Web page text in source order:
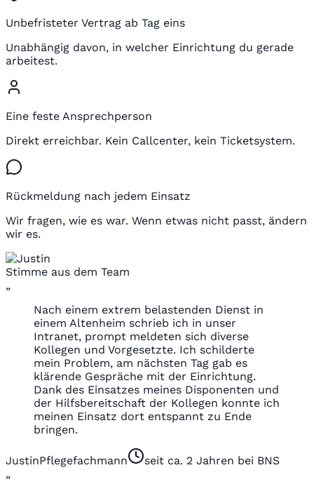
Unbefristeter Vertrag ab Tag eins
Unabhängig davon, in welcher Einrichtung du gerade
arbeitest.
Eine feste Ansprechperson
Direkt erreichbar. Kein Callcenter, kein Ticketsystem.
Rückmeldung nach jedem Einsatz
Wir fragen, wie es war. Wenn etwas nicht passt, ändern
wir es.
Stimme aus dem Team
„
Nach einem extrem belastenden Dienst in
einem Altenheim schrieb ich in unser
Intranet, prompt meldeten sich diverse
Kollegen und Vorgesetzte. Ich schilderte
mein Problem, am nächsten Tag gab es
klärende Gespräche mit der Einrichtung.
Dank des Einsatzes meines Disponenten und
der Hilfsbereitschaft der Kollegen konnte ich
meinen Einsatz dort entspannt zu Ende
bringen.
JustinPflegefachmann
seit ca. 2 Jahren bei BNS
„